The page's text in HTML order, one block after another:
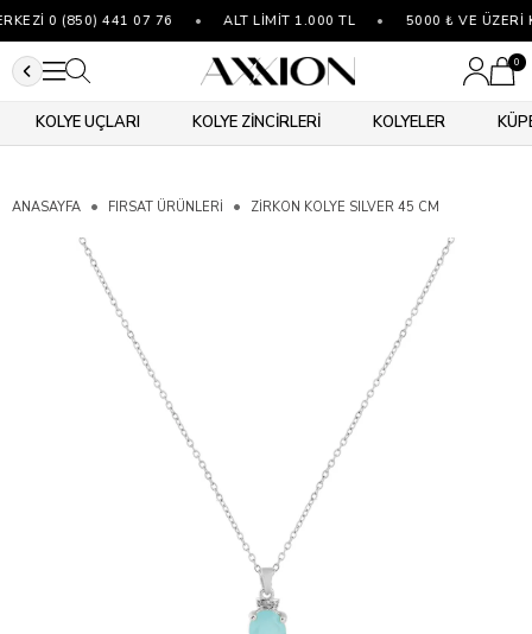
0 (850) 441 07 76 ALT LİMİT 1.000 TL 5000 ₺ VE ÜZERİ
0
KOLYE UÇLARI KOLYE ZİNCİRLERİ KOLYELER
ANASAYFA FIRSAT ÜRÜNLERİ ZIRKON KOLYE SILVER 45 CM